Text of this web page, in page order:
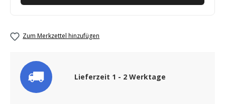
Zum Merkzettel hinzufügen
Lieferzeit 1 - 2 Werktage